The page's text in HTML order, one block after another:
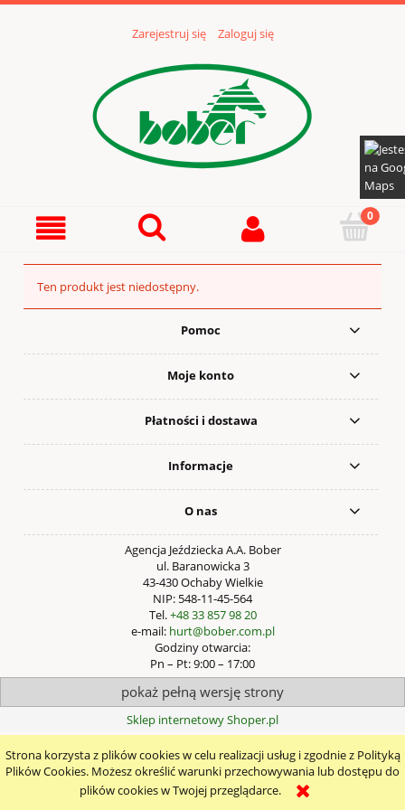
Strona korzysta z plików cookies w celu realizacji usług i zgodnie z Polityką
Plików Cookies. Możesz określić warunki przechowywania lub dostępu do
plików cookies w Twojej przeglądarce.
Zarejestruj się Zaloguj się
Ten produkt jest niedostępny.
Pomoc
Moje konto
Płatności i dostawa
Informacje
O nas
Agencja Jeździecka A.A. Bober
ul. Baranowicka 3
43-430 Ochaby Wielkie
NIP: 548-11-45-564
Tel.+48 33 857 98 20
e-mail: hurt@bober.com.pl
Godziny otwarcia:
Pn – Pt: 9:00 – 17:00
pokaż pełną wersję strony
Sklep internetowy Shoper.pl